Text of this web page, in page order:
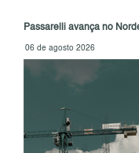
Passarelli avança no
06 de agosto 2026